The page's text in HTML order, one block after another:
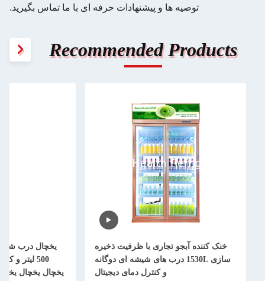
توصیه ها و پیشنهادات حرفه ای با ما تماس بگیرید.
Recommended Products
خنک کننده آبجو تجاری با ظرفیت ذخیره
سازی 1530L درب های شیشه ای دوگانه
و کنترل دمای دیجیتال
یخچال درب
500 لیتر
یخچال یخچال